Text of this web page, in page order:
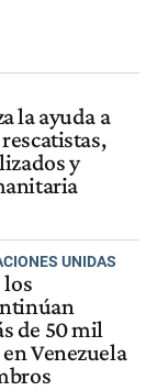
la ayuda a
y
UNIDAS
los
de 50 mil
Venezuela